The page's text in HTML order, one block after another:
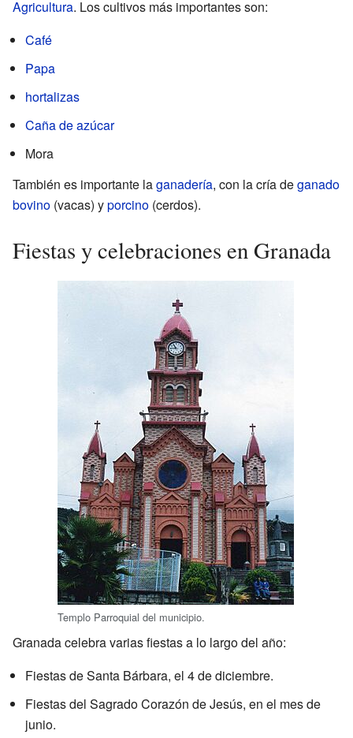
Agricultura. Los cultivos más importantes son:
Café
Papa
hortalizas
Caña de azúcar
Mora
También es importante laganadería, con la cría deganado
bovino (vacas) yporcino (cerdos).
Fiestas y celebraciones en Granada
Templo Parroquial del municipio.
Granada celebra varias fiestas a lo largo del año:
Fiestas de Santa Bárbara, el 4 de diciembre.
Fiestas del Sagrado Corazón de Jesús, en el mes de
junio.